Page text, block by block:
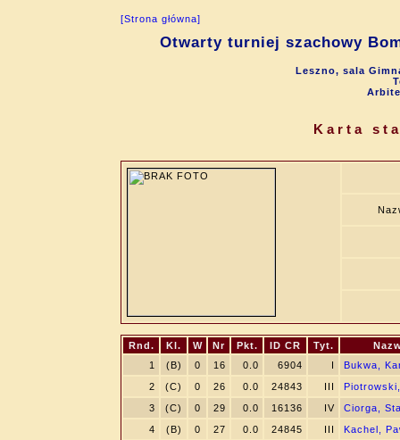
[Strona główna]
Otwarty turniej szachowy
Leszno, sala
Karta
Rnd. Kl. W Nr Pkt. ID CR Tyt.
1
(B) 0 16 0.0 6904 I
Bukwa,
2
(C) 0 26 0.0 24843 III
3
(C) 0 29 0.0 16136 IV
Ciorga,
4
(B) 0 27 0.0 24845 III
Kachel,